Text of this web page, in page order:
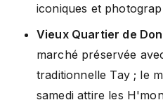
iconiques et
Vieux Quartier de
marché préservée
traditionnelle Tay ; le
samedi attire les